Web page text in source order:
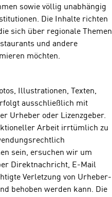
sowie völlig unabhängig
Die Inhalte richten
sich über regionale Themen
und andere
möchten.
Illustrationen, Texten,
ausschließlich mit
Urheber oder Lizenzgeber.
Arbeit irrtümlich zu
sein, ersuchen wir um
Direktnachricht, E-Mail
Verletzung von Urheber-
behoben werden kann. Die